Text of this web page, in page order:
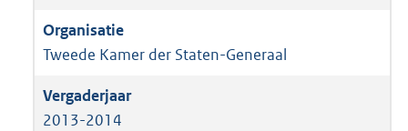
Tweede Kamer der Staten-Generaal
2013-2014